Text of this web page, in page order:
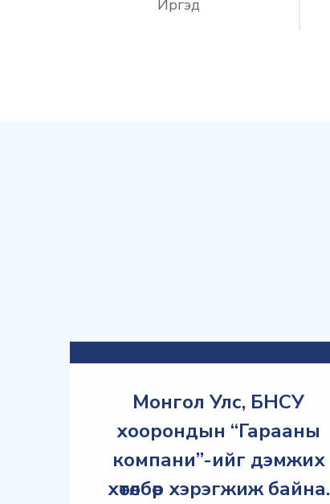
Иргэд
Монгол Улс, БНСУ
хоорондын “Гарааны
компани”-ийг дэмжих
хөтөлбөр хэрэгжиж байна.